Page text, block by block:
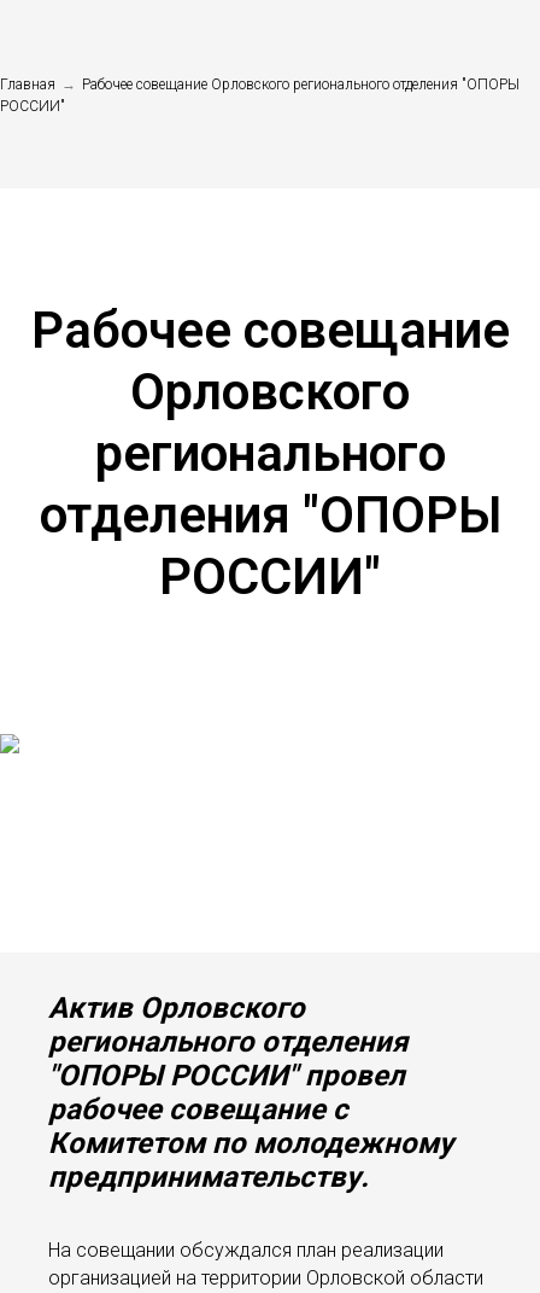
Главная → Рабочее совещание Орловского регионального отделения "ОПОРЫ
РОССИИ"
Рабочее совещание
Орловского
регионального
отделения "ОПОРЫ
РОССИИ"
Актив Орловского
регионального отделения
"ОПОРЫ РОССИИ" провел
рабочее совещание с
Комитетом по молодежному
предпринимательству.
На совещании обсуждался план реализации
организацией на территории Орловской области